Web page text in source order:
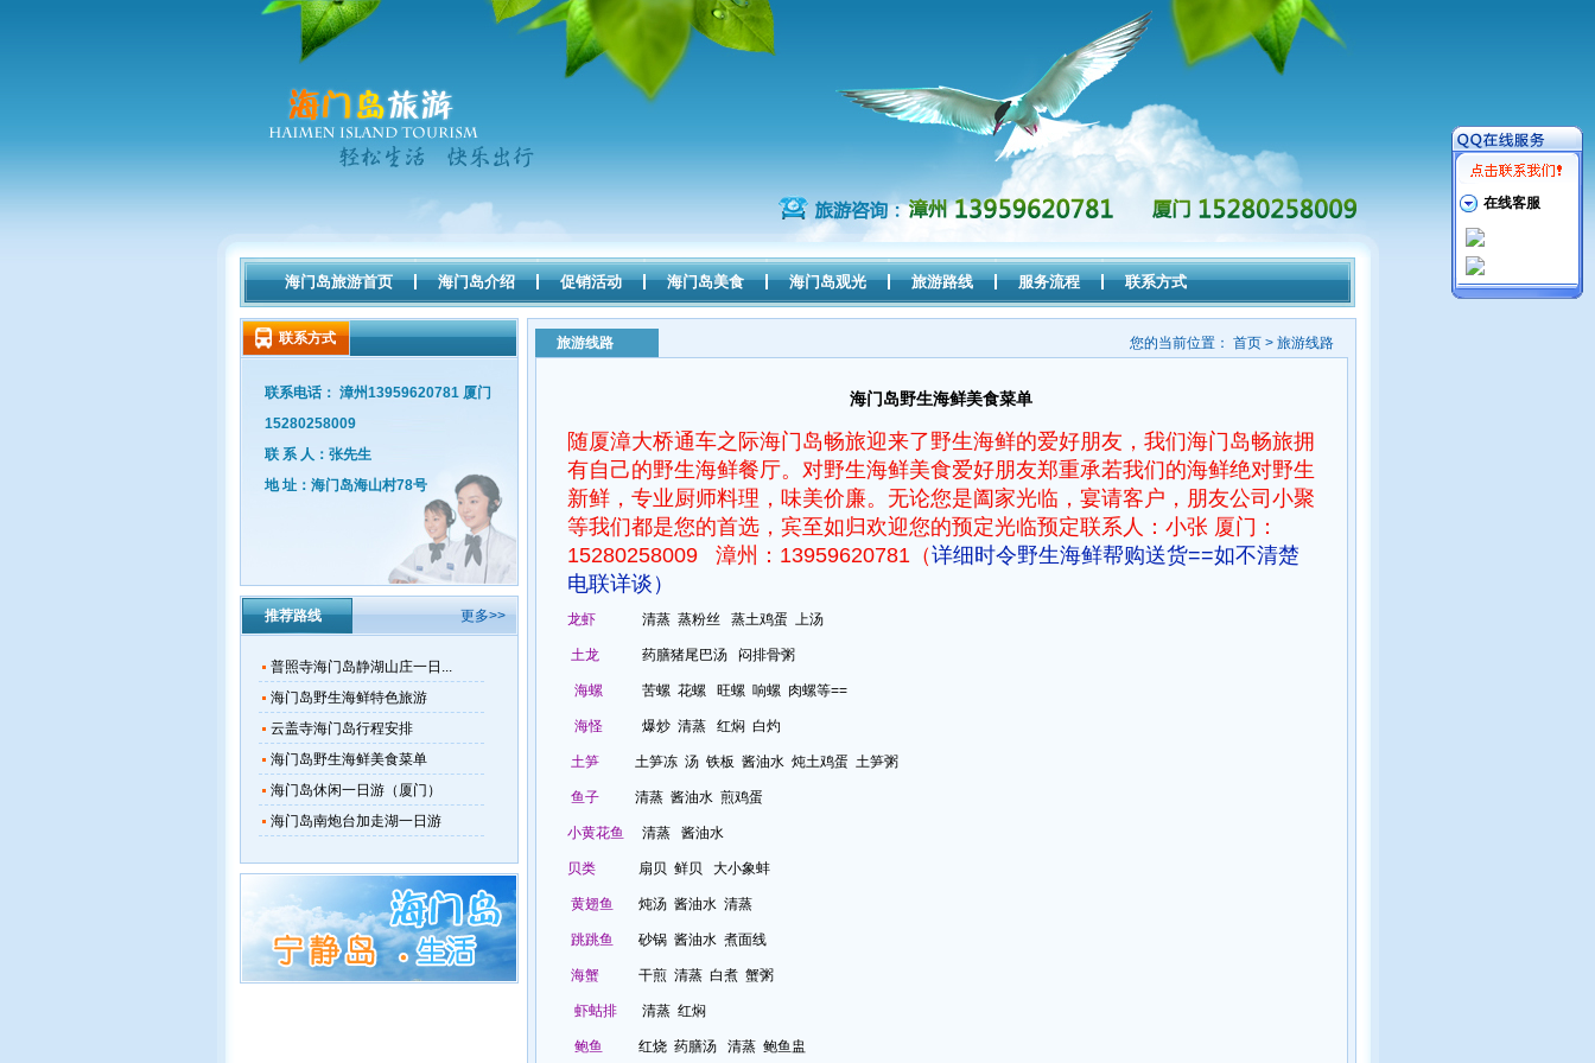
在线客服
海门岛旅游首页 海门岛介绍 促销活动 海门岛美食 海门岛观光 旅游路线 服务流程 联系方式
联系方式
联系电话： 漳州13959620781 厦门
15280258009
联 系 人：张先生
地 址：海门岛海山村78号
更多>>
推荐路线
普照寺海门岛静湖山庄一日...
海门岛野生海鲜特色旅游
云盖寺海门岛行程安排
海门岛野生海鲜美食菜单
海门岛休闲一日游（厦门）
海门岛南炮台加走湖一日游
您的当前位置： 首页> 旅游线路
旅游线路
海门岛野生海鲜美食菜单
随厦漳大桥通车之际海门岛畅旅迎来了野生海鲜的爱好朋友，我们海门岛畅旅拥
有自己的野生海鲜餐厅。对野生海鲜美食爱好朋友郑重承若我们的海鲜绝对野生
新鲜，专业厨师料理，味美价廉。无论您是阖家光临，宴请客户，朋友公司小聚
等我们都是您的首选，宾至如归欢迎您的预定光临预定联系人：小张 厦门：
15280258009 漳州：13959620781（详细时令野生海鲜帮购送货==如不清楚
电联详谈）
龙虾 清蒸 蒸粉丝 蒸土鸡蛋 上汤
土龙药膳猪尾巴汤 闷排骨粥
海螺 苦螺 花螺 旺螺 响螺 肉螺等==
海怪爆炒 清蒸 红焖 白灼
土笋 土笋冻 汤 铁板 酱油水 炖土鸡蛋 土笋粥
鱼子清蒸 酱油水 煎鸡蛋
小黄花鱼 清蒸 酱油水
贝类扇贝 鲜贝 大小象蚌
黄翅鱼 炖汤 酱油水 清蒸
跳跳鱼 砂锅 酱油水 煮面线
海蟹 干煎 清蒸 白煮 蟹粥
虾蛄排清蒸 红焖
鲍鱼 红烧 药膳汤 清蒸 鲍鱼盅